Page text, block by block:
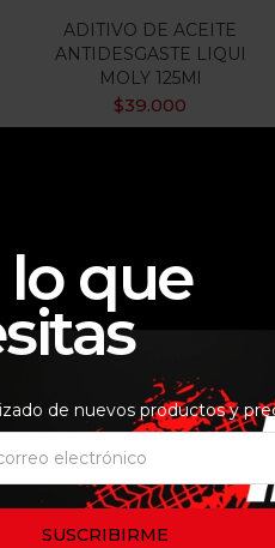
ADITIVO DE ACEITE
ANTIDESGASTE LIQUI
MOLY 125Ml
$39.000
que
de nuevos productos y